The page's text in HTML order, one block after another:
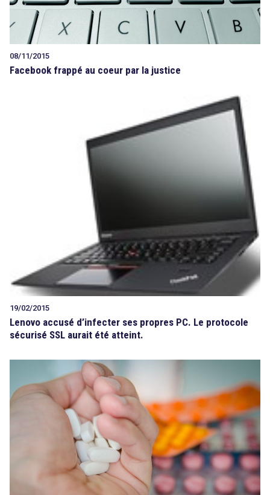
08/11/2015
Facebook frappé au coeur par la justice
19/02/2015
Lenovo accusé d’infecter ses propres PC. Le protocole
sécurisé SSL aurait été atteint.